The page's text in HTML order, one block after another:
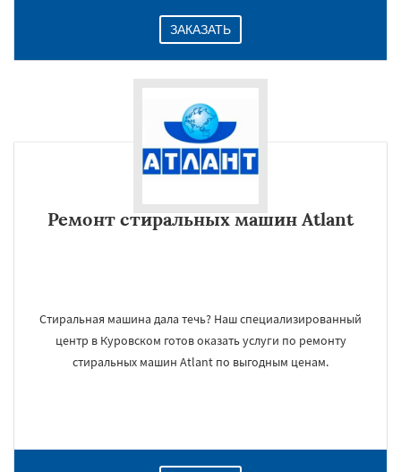
ЗАКАЗАТЬ
Ремонт стиральных машин Atlant
Стиральная машина дала течь? Наш специализированный
центр в Куровском готов оказать услуги по ремонту
стиральных машин Atlant по выгодным ценам.